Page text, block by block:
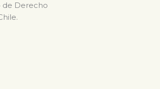
de Derecho